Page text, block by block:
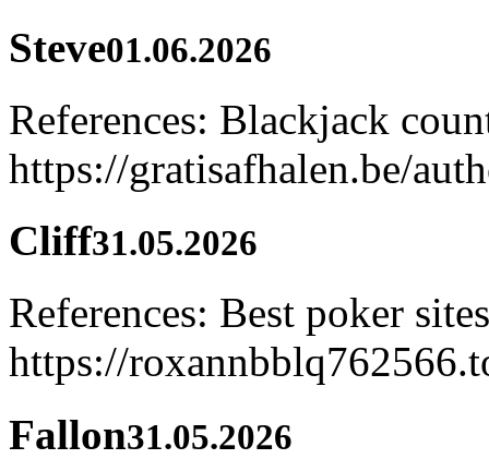
Steve01.06.2026
References: Blackjack
https://gratisafhalen.be/
Cliff31.05.2026
References: Best poker
https://
Fallon31.05.2026